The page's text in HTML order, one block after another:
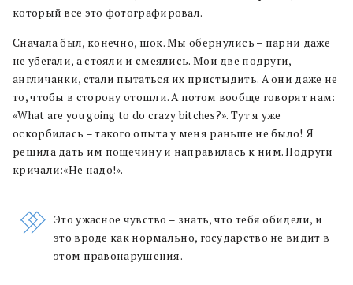
который все это фотографировал.
Сначала был, конечно, шок. Мы обернулись – парни даже
не убегали, а стояли и смеялись. Мои две подруги,
англичанки, стали пытаться их пристыдить. А они даже не
то, чтобы в сторону отошли. А потом вообще говорят нам:
«What are you going to do crazy bitches?». Тут я уже
оскорбилась – такого опыта у меня раньше не было! Я
решила дать им пощечину и направилась к ним. Подруги
кричали:«Не надо!».
Это ужасное чувство – знать, что тебя обидели, и
это вроде как нормально, государство не видит в
этом правонарушения.